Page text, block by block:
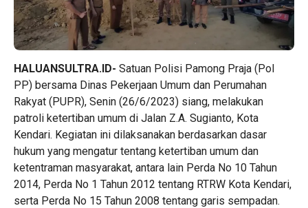
HALUANSULTRA.ID- Satuan Polisi Pamong Praja (Pol
PP) bersama Dinas Pekerjaan Umum dan Perumahan
Rakyat (PUPR), Senin (26/6/2023) siang, melakukan
patroli ketertiban umum di Jalan Z.A. Sugianto, Kota
Kendari. Kegiatan ini dilaksanakan berdasarkan dasar
hukum yang mengatur tentang ketertiban umum dan
ketentraman masyarakat, antara lain Perda No 10 Tahun
2014, Perda No 1 Tahun 2012 tentang RTRW Kota Kendari,
serta Perda No 15 Tahun 2008 tentang garis sempadan.